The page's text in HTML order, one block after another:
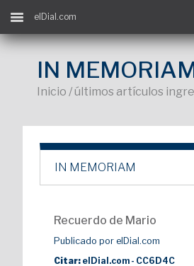
elDial.com
IN
Inicio / últimos artículos
IN MEMORIAM
Recuerdo de Mario
Publicado por elDial.com
Citar: elDial.com - CC6D4C